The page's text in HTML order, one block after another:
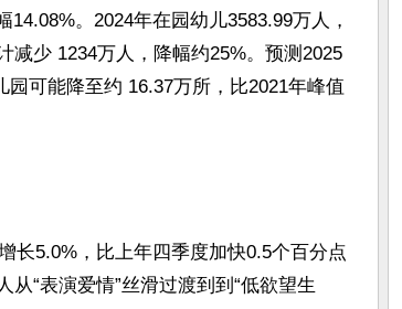
。2024年在园幼儿3583.99万人，
减少 1234万人，降幅约25%。预测2025
可能降至约 16.37万所，比2021年峰值
长5.0%，比上年四季度加快0.5个百分点
“表演爱情”丝滑过渡到到“低欲望生